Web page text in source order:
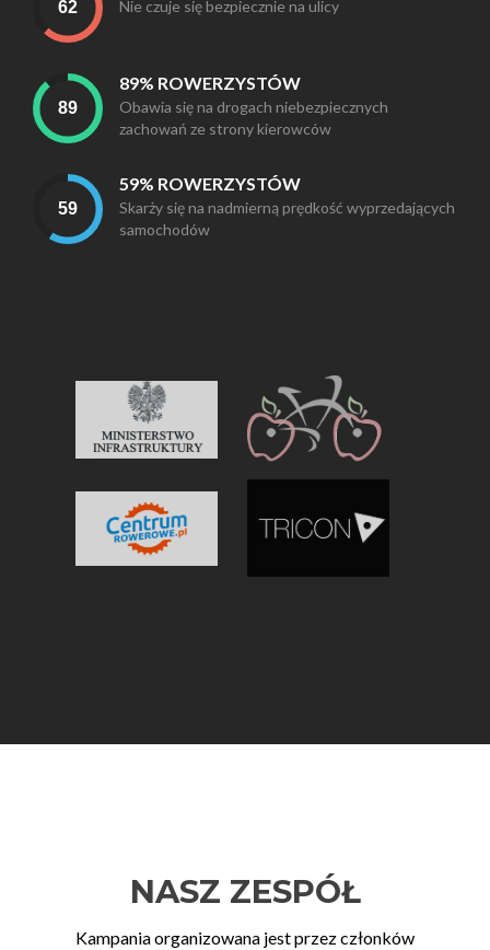
Nie czuje się bezpiecznie na ulicy
89% ROWERZYSTÓW
Obawia się na drogach niebezpiecznych
zachowań ze strony kierowców
59% ROWERZYSTÓW
Skarży się na nadmierną prędkość wyprzedających
samochodów
NASZ ZESPÓŁ
Kampania organizowana jest przez członków